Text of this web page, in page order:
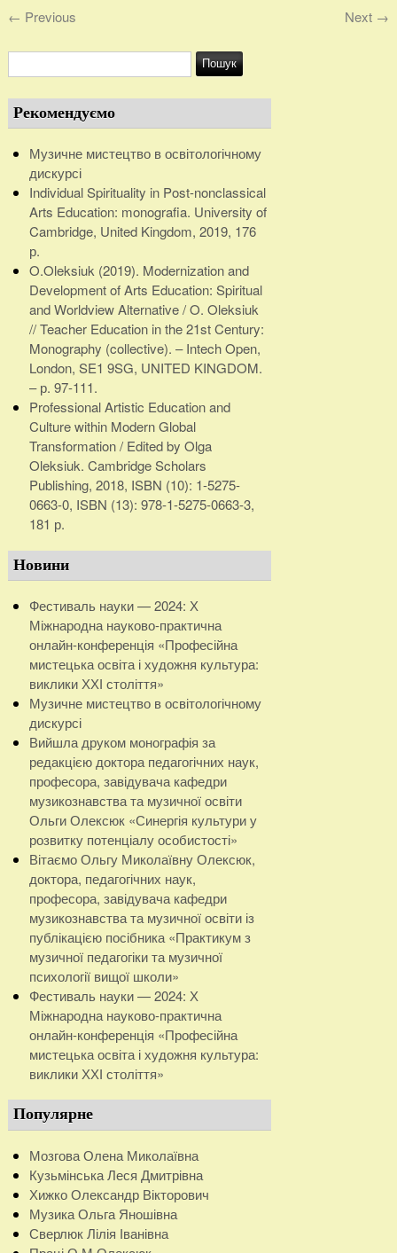
← Previous Next →
Рекомендуємо
Музичне мистецтво в освітологічному
дискурсі
Individual Spirituality in Post-nonclassical
Arts Education: monografia. University of
Cambridge, United Kingdom, 2019, 176
р.
O.Oleksiuk (2019). Modernization and
Development of Arts Education: Spiritual
and Worldview Alternative / O. Oleksiuk
// Teacher Education in the 21st Century:
Monography (collective). – Intech Open,
London, SE1 9SG, UNITED KINGDOM.
– р. 97-111.
Professional Artistic Education and
Culture within Modern Global
Transformation / Edited by Olga
Oleksiuk. Cambridge Scholars
Publishing, 2018, ISBN (10): 1-5275-
0663-0, ISBN (13): 978-1-5275-0663-3,
181 р.
Новини
Фестиваль науки — 2024: Х
Міжнародна науково-практична
онлайн-конференція «Професійна
мистецька освіта і художня культура:
виклики ХХІ століття»
Музичне мистецтво в освітологічному
дискурсі
Вийшла друком монографія за
редакцією доктора педагогічних наук,
професора, завідувача кафедри
музикознавства та музичної освіти
Ольги Олексюк «Синергія культури у
розвитку потенціалу особистості»
Вітаємо Ольгу Миколаївну Олексюк,
доктора, педагогічних наук,
професора, завідувача кафедри
музикознавства та музичної освіти із
публікацією посібника «Практикум з
музичної педагогіки та музичної
психології вищої школи»
Фестиваль науки — 2024: Х
Міжнародна науково-практична
онлайн-конференція «Професійна
мистецька освіта і художня культура:
виклики ХХІ століття»
Популярне
Мозгова Олена Миколаївна
Кузьмінська Леся Дмитрівна
Хижко Олександр Вікторович
Музика Ольга Яношівна
Сверлюк Лілія Іванівна